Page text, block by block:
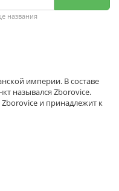
названия
империи. В составе
назывался Zborovice.
и принадлежит к